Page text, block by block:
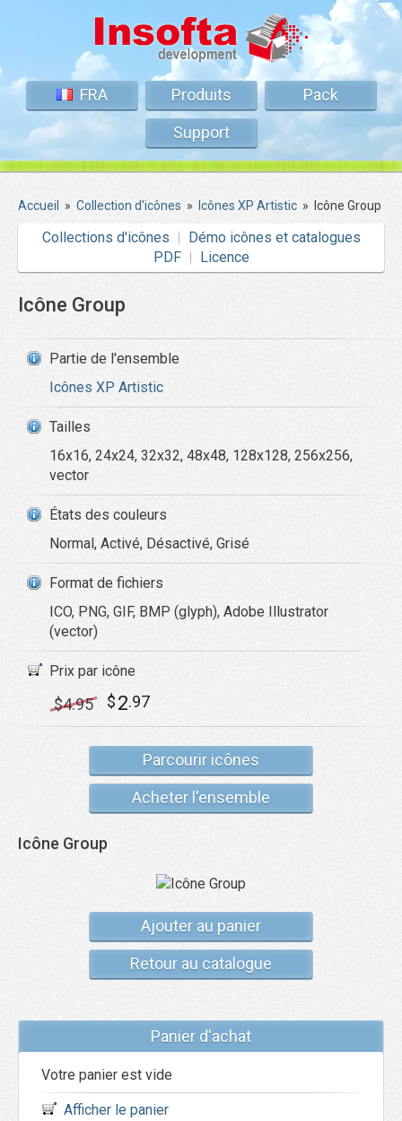
FRA Produits
Pack
Support
Accueil » Collection d'icônes » Icônes XP Artistic » Icône Group
Collections d'icônes
Démo icônes et catalogues
PDF
Licence
Icône Group
Partie de l'ensemble
Icônes XP Artistic
Tailles
16x16, 24x24, 32x32, 48x48, 128x128, 256x256,
vector
États des couleurs
Normal, Activé, Désactivé, Grisé
Format de fichiers
ICO, PNG, GIF, BMP (glyph), Adobe Illustrator
(vector)
Prix par icône
$4.95 $2.97
Parcourir icônes
Acheter l'ensemble
Icône Group
Ajouter au panier
Retour au catalogue
Panier d'achat
Votre panier est vide
Afficher le panier